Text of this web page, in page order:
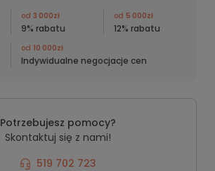
od 3 000zł
9% rabatu
od 5 000zł
12% rabatu
od 10 000zł
Indywidualne negocjacje cen
Potrzebujesz pomocy?
Skontaktuj się z nami!
519 702 723